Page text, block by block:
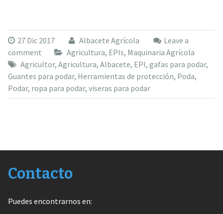
27 Dic 2017 Albacete Agrícola
Leave a
comment
Agricultura, EPIs, Maquinaria Agrícola
Agricultor, Agricultura, Albacete, EPI, gafas para podar,
Guantes para podar, Herramientas de protección, Poda,
Podar, ropa para podar, viseras para podar
Contacto
Puedes encontrarnos en: